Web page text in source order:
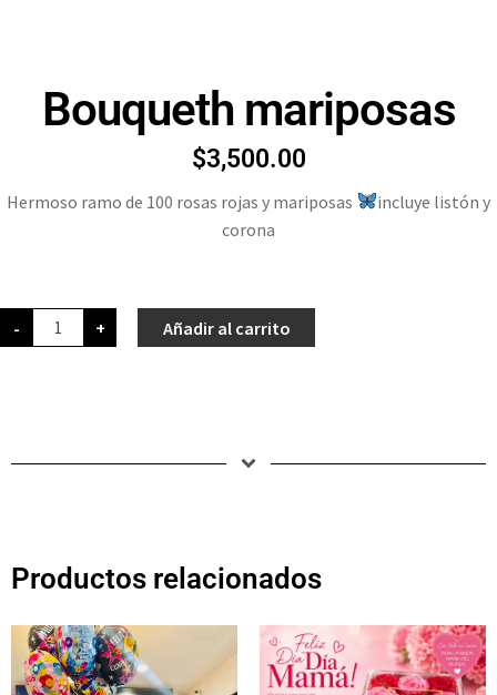
Bouqueth mariposas
$3,500.00
Hermoso ramo de 100 rosas rojas y mariposas
incluye listón y
corona
- + Añadir al carrito
Productos relacionados